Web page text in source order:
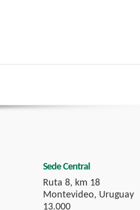
Sede Central
Ruta 8, km 18
Montevideo, Uruguay
13.000